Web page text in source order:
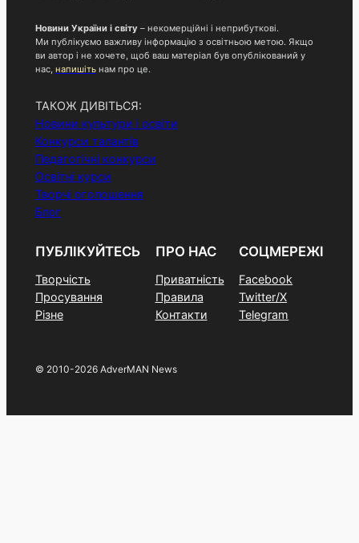
Новини України і світу– некомерційні і неприбуткові.
Ми публікуємо важливу інформацію з освітньою метою. Якщо
ви автор і не хочете, щоб ваш матеріал був опублікований у
нас, напишітьнам про це.
ТАКОЖ ДИВІТЬСЯ:
Новини культури і освіти
Конкурси талантів
Педагогічні конкурси
Освітні курси
Творчі оголошення
Блог
ПУБЛІКУЙТЕСЬ
Творчість
Просування
Різне
ПРО НАС
Приватність
Правила
Контакти
СОЦМЕРЕЖІ
Facebook
Twitter/X
Telegram
© 2010-2026 AdverMAN News